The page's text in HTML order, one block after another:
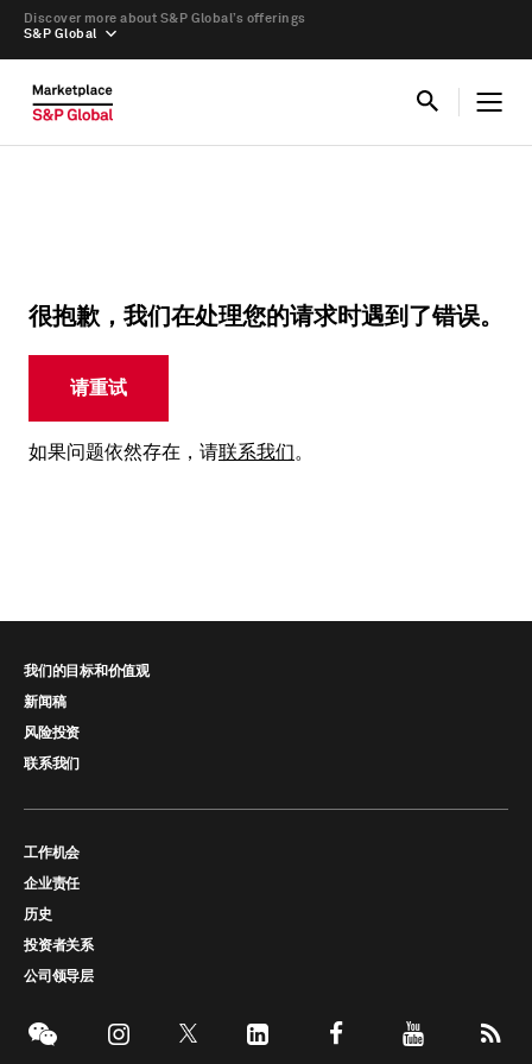
S&P Global
Discover more about S&P Global’s offerings
很抱歉，我们在处理您的请求时遇到了错误。
请重试
如果问题依然存在，请联系我们。
我们的目标和价值观
新闻稿
风险投资
联系我们
工作机会
企业责任
历史
投资者关系
公司领导层